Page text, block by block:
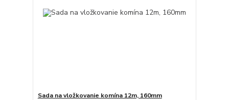
Sada na vložkovanie komína 12m, 160mm